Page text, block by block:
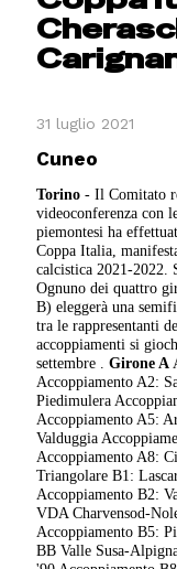
31 luglio 2021
Cuneo
Torino- Il Comitato
videoconferenza con
piemontesi ha
Coppa Italia,
calcistica 2021-2022.
Ognuno dei quattro
B) eleggerà una
tra le rappresentanti
accoppiamenti si
settembre .Girone A
Accoppiamento A2:
Piedimulera
Accoppiamento A5:
Valduggia
Accoppiamento A8:
Triangolare B1:
Accoppiamento B2:
VDA Charvensod-
Accoppiamento B5:
BB Valle Susa-